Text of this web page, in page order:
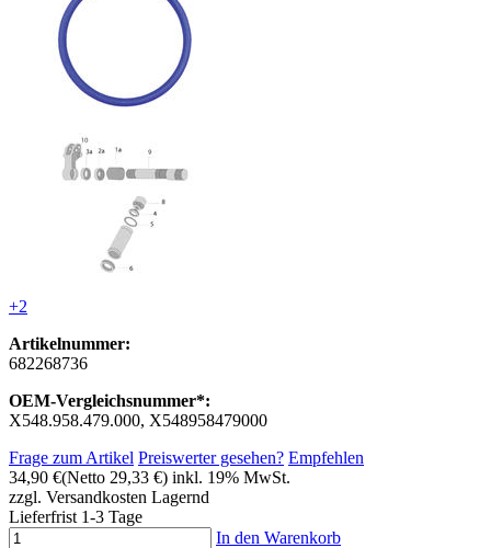
+2
Artikelnummer:
682268736
OEM-Vergleichsnummer*:
X548.958.479.000, X548958479000
Frage zum Artikel Preiswerter gesehen? Empfehlen
34,90 €(Netto 29,33 €) inkl. 19% MwSt.
zzgl. Versandkosten Lagernd
Lieferfrist 1-3 Tage
In den Warenkorb